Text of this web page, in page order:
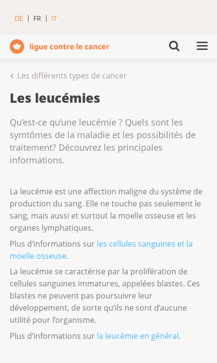
DE FR IT
Les différents types de cancer
Les leucémies
Qu’est-ce qu’une leucémie ? Quels sont les
symtômes de la maladie et les possibilités de
traitement? Découvrez les principales
informations.
La leucémie est une affection maligne du système de
production du sang. Elle ne touche pas seulement le
sang, mais aussi et surtout la moelle osseuse et les
organes lymphatiques.
Plus d’informations sur les cellules sanguines et la
moelle osseuse.
La leucémie se caractérise par la prolifération de
cellules sanguines immatures, appelées blastes. Ces
blastes ne peuvent pas poursuivre leur
développement, de sorte qu’ils ne sont d’aucune
utilité pour l’organisme.
Plus d’informations sur la leucémie en général.